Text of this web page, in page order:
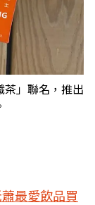
」聯名，推出
最愛飲品買